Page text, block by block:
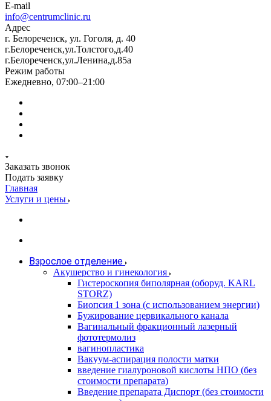
E-mail
info@centrumclinic.ru
Адрес
г. Белореченск, ул. Гоголя, д. 40
г.Белореченск,ул.Толстого,д.40
г.Белореченск,ул.Ленина,д.85а
Режим работы
Ежедневно, 07:00–21:00
Заказать звонок
Подать заявку
Главная
Услуги и цены
Взрослое отделение
Акушерство и гинекология
Гистероскопия биполярная (оборуд. KARL
STORZ)
Биопсия 1 зона (с использованием энергии)
Бужирование цервикального канала
Вагинальный фракционный лазерный
фототермолиз
вагинопластика
Вакуум-аспирация полости матки
введение гиалуроновой кислоты НПО (без
стоимости препарата)
Введение препарата Диспорт (без стоимости